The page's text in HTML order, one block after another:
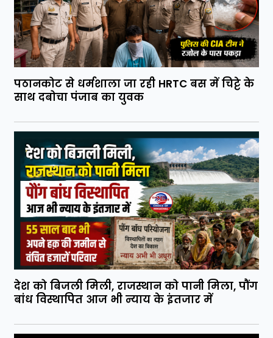
पठानकोट से धर्मशाला जा रही HRTC बस में चिट्टे के
साथ दबोचा पंजाब का युवक
देश को बिजली मिली, राजस्थान को पानी मिला, पौंग
बांध विस्थापित आज भी न्याय के इंतजार में